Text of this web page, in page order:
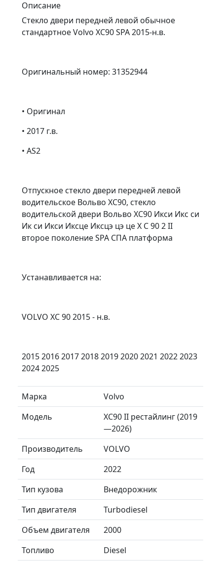
Описание
Стекло двери передней левой обычное
стандартное Volvo XC90 SPA 2015-н.в.
Оригинальный номер: 31352944
• Оригинал
• 2017 г.в.
• AS2
Отпускное стекло двери передней левой
водительское Вольво ХС90, стекло
водительской двери Вольво ХС90 Икси Икс си
Ик си Икси Иксце Иксцэ цэ це X C 90 2 II
второе поколение SPA СПА платформа
Устанавливается на:
VOLVO XC 90 2015 - н.в.
2015 2016 2017 2018 2019 2020 2021 2022 2023
2024 2025
Марка
Volvo
Модель
XC90 II рестайлинг (2019
—2026)
Производитель
VOLVO
Год
2022
Тип кузова
Внедорожник
Тип двигателя
Turbodiesel
Объем двигателя
2000
Топливо
Diesel